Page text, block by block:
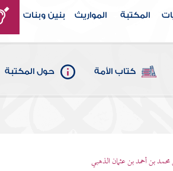
المكتبة المواريث بنين وبنات
كتاب الأمة حول المكتبة
بن أحمد بن عثمان الذهبي